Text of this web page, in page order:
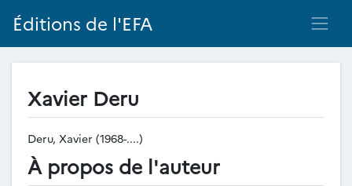
Éditions de l'EFA
Xavier Deru
Deru, Xavier (1968-....)
À propos de l'auteur